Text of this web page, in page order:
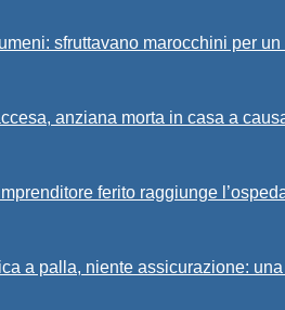
sfruttavano marocchini per
anziana morta in casa a
ferito raggiunge
a palla, niente assicurazione: